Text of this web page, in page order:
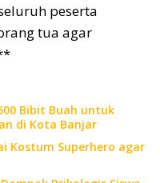
peserta
tua agar
Bibit Buah untuk
di Kota Banjar
Kostum Superhero agar